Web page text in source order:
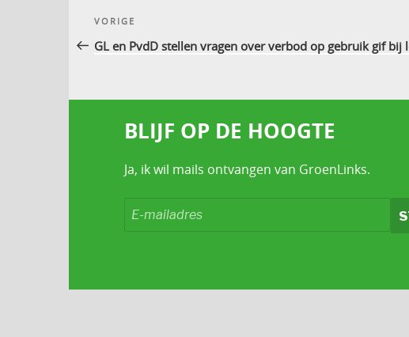
Bericht
navigatie
Vorig
bericht
VORIGE
GL en PvdD stellen vragen over verbod op gebruik gif bij
BLIJF OP DE HOOGTE
Ja, ik wil mails ontvangen van GroenLinks.